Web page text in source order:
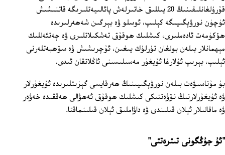
قۇرۇلغانلىقىنىڭ 20 يىللىق خاتىرلەش پائالىيەتلىرىگە قاتنىشىش
ئۈچۈن نورۋېگىيىگە كېلىپ، ئوسلو ۋە بېرگىن شەھەرلىرىدە
ھۆكۈمەت ئادەملىرى، كىشلىك ھوقۇق تەشكىلاتلىرى ۋە چەتئەللىك
مېھمانلار بىلەن بولغان تۈرلۈك يىغىن، ئۇچرىشىش ۋە سۆھبەتلەرنى
ئېلىپ، بېرىپ ئۇلارغا ئۇيغۇر مەسىلىسىنى ئاڭلاتقان ئىدى.
بۇ مۇناسىۋەت بىلەن نورۋېگىيىنىڭ ھەرقايسى گېزىتلىرىدە ئۇيغۇرلار
ۋە ئۇيغۇرلارنىڭ نۆۋەتتىكى كىشلىك ھوقۇق ئەھۋالى ھەققىدە خەۋەر
ۋە ماقالىلار ئېلان قىلىندى ۋە داۋاملىق ئېلان قىلىنماقتا.
"ئۇ جۇڭگونى تىترەتتى"